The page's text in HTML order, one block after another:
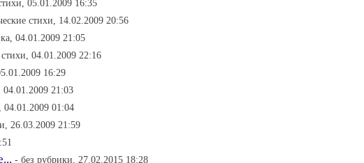
05.01.2009 16:35
стихи, 14.02.2009 20:56
04.01.2009 21:05
04.01.2009 22:16
16:29
21:03
01:04
26.03.2009 21:59
- без рубрики, 27.02.2015 18:28